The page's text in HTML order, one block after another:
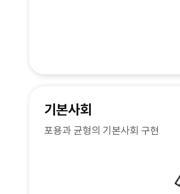
기본사회
포용과 균형의 기본사회 구현